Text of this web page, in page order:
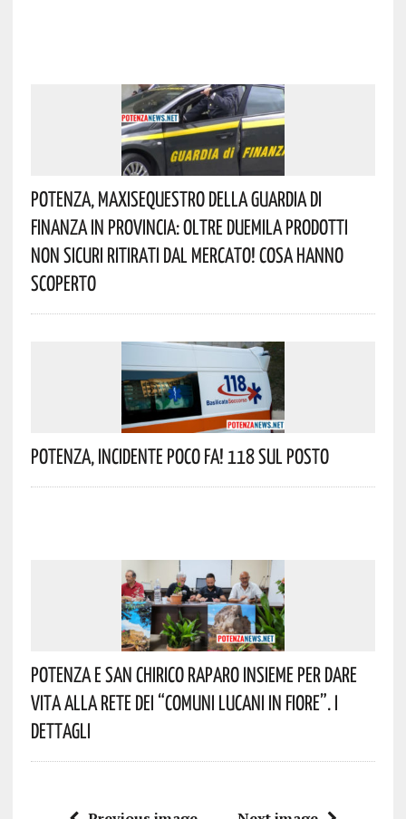
Potenza, Maxisequestro Della Guardia Di
Finanza In Provincia: Oltre Duemila Prodotti
Non Sicuri Ritirati Dal Mercato! Cosa Hanno
Scoperto
Potenza, Incidente Poco Fa! 118 Sul Posto
Potenza E San Chirico Raparo Insieme Per Dare
Vita Alla Rete Dei “Comuni Lucani In Fiore”. I
Dettagli